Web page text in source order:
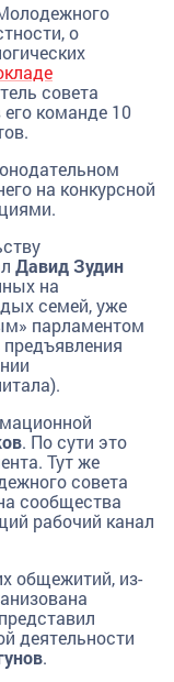
о
совета
команде 10
на конкурсной
Давид Зудин
на
семей, уже
парламентом
. По сути это
Тут же
совета
сообщества
рабочий канал
общежитий, из-
деятельности
.